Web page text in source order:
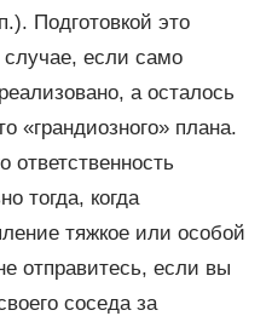
Подготовкой это
случае, если само
а осталось
«грандиозного» плана.
ответственность
тогда, когда
тяжкое или особой
отправитесь, если вы
соседа за